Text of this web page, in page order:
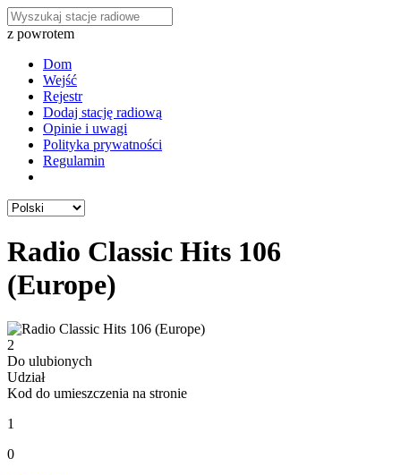
z powrotem
Dom
Wejść
Rejestr
Dodaj stację radiową
Opinie i uwagi
Polityka prywatności
Regulamin
Radio Classic Hits 106
(Europe)
2
Do ulubionych
Udział
Kod do umieszczenia na stronie
1
0